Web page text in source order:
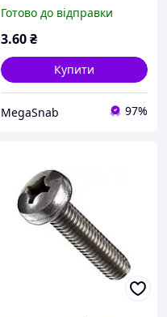
Готово до відправки
3.60₴
Купити
MegaSnab 97%